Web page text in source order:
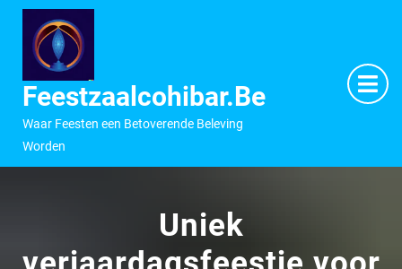
inhoud
Feestzaalcohibar.be
Waar Feesten een Betoverende Beleving
Worden
Uniek